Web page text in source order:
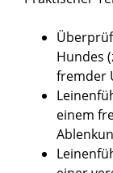
Hundes
fremder
einem